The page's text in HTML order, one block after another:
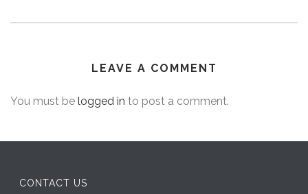
LEAVE A COMMENT
You must be logged in to post a comment.
CONTACT US